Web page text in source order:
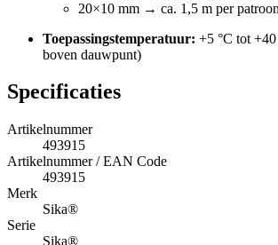
20×10 mm → ca. 1,5 m per patroon
Toepassingstemperatuur: +5 °C tot
boven dauwpunt)
Specificaties
Artikelnummer
493915
Artikelnummer / EAN Code
493915
Merk
Sika®
Serie
Sika®